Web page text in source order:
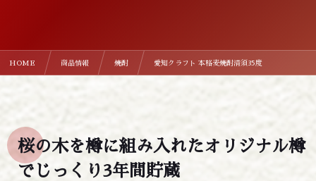
HOME 商品情報 焼酎 愛知クラフト 本格麦焼酎清須35度
桜の木を樽に組み入れたオリジナル樽
でじっくり3年間貯蔵